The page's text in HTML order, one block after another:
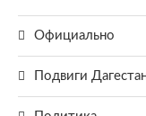
Официально
Подвиги